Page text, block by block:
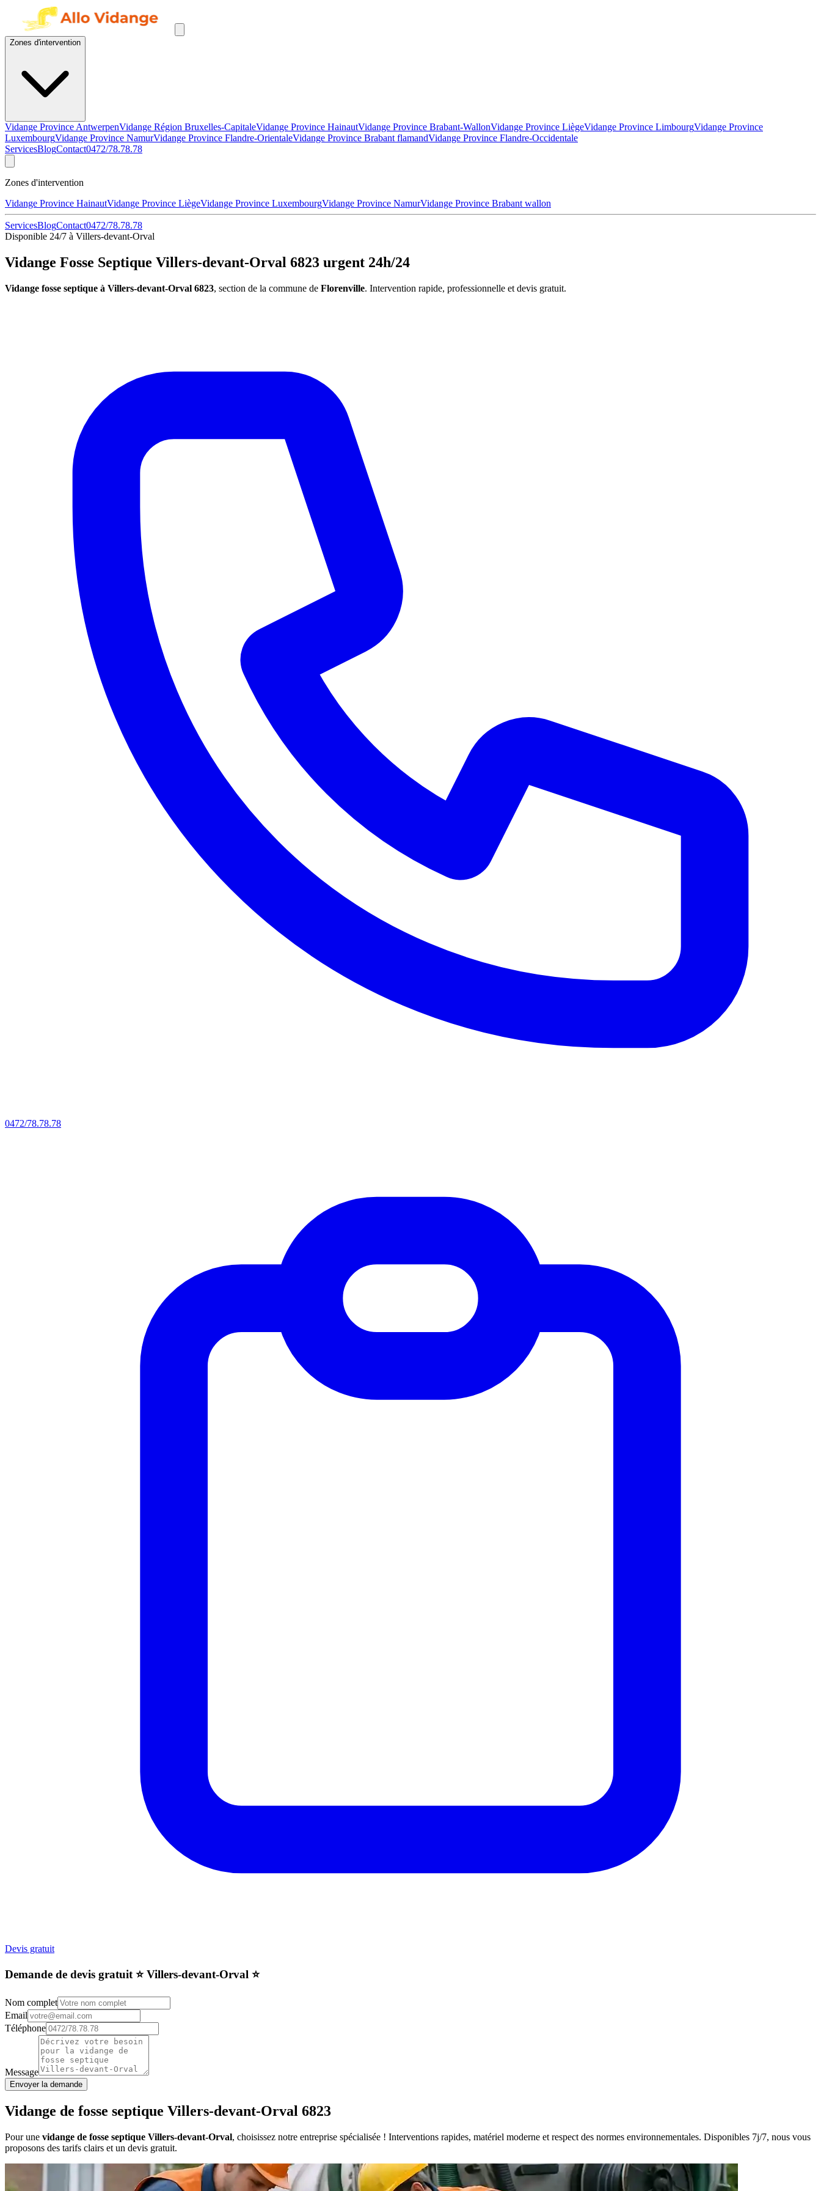
Zones d'intervention
Vidange Province AntwerpenVidange Région Bruxelles-CapitaleVidange Province HainautVidange Province Brabant-WallonVidange Province LiègeVidange Province LimbourgVidange Province
LuxembourgVidange Province NamurVidange Province Flandre-OrientaleVidange Province Brabant flamandVidange Province Flandre-Occidentale
ServicesBlogContact0472/78.78.78
Zones d'intervention
Vidange Province HainautVidange Province LiègeVidange Province LuxembourgVidange Province NamurVidange Province Brabant wallon
ServicesBlogContact0472/78.78.78
Disponible 24/7 à Villers-devant-Orval
Vidange Fosse Septique Villers-devant-Orval 6823 urgent 24h/24
Vidange fosse septique à Villers-devant-Orval 6823, section de la commune de Florenville. Intervention rapide, professionnelle et devis gratuit.
0472/78.78.78
Devis gratuit
Demande de devis gratuit ⭐️ Villers-devant-Orval ⭐️
Nom complet
Email
Téléphone
Message
Envoyer la demande
Vidange de fosse septique Villers-devant-Orval 6823
Pour une vidange de fosse septique Villers-devant-Orval, choisissez notre entreprise spécialisée ! Interventions rapides, matériel moderne et respect des normes environnementales. Disponibles 7j/7, nous vous
proposons des tarifs clairs et un devis gratuit.